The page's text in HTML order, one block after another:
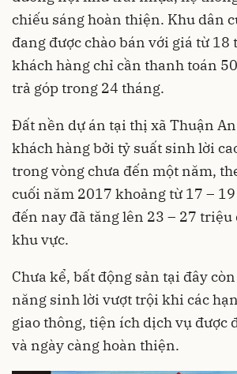
chiếu sáng hoàn thiện. Khu dân
đang được chào bán với giá từ
khách hàng chỉ cần thanh toán
trả góp trong 24 tháng.
Đất nền dự án tại thị xã Thuận
khách hàng bởi tỷ suất sinh lời
trong vòng chưa đến một năm,
cuối năm 2017 khoảng từ 17 –
đến nay đã tăng lên 23 – 27
khu vực.
Chưa kể, bất động sản tại đây
năng sinh lời vượt trội khi các
giao thông, tiện ích dịch vụ được
và ngày càng hoàn thiện.